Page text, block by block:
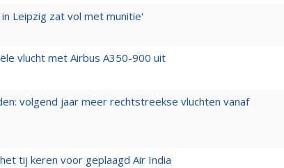
Leipzig zat vol met munitie'
vlucht met Airbus A350-900 uit
volgend jaar meer rechtstreekse vluchten vanaf
tij keren voor geplaagd Air India